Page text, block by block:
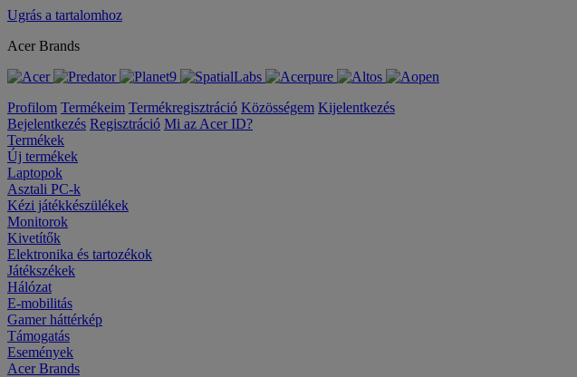
Ugrás a tartalomhoz
Acer Brands
Profilom Termékeim Termékregisztráció Közösségem Kijelentkezés
Bejelentkezés Regisztráció Mi az Acer ID?
Termékek
Új termékek
Laptopok
Asztali PC-k
Kézi játékkészülékek
Monitorok
Kivetítők
Elektronika és tartozékok
Játékszékek
Hálózat
E-mobilitás
Gamer háttérkép
Támogatás
Események
Acer Brands